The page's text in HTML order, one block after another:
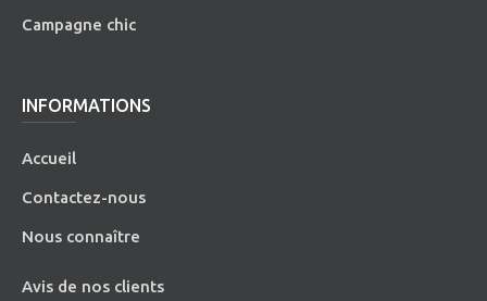
Campagne chic
INFORMATIONS
Accueil
Contactez-nous
Nous connaître
Avis de nos clients